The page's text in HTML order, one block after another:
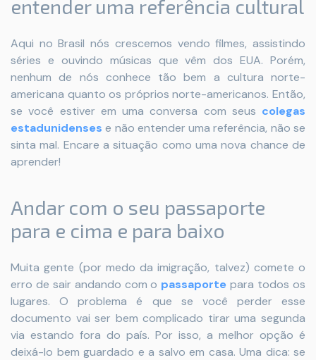
entender uma referência cultural
Aqui no Brasil nós crescemos vendo filmes, assistindo
séries e ouvindo músicas que vêm dos EUA. Porém,
nenhum de nós conhece tão bem a cultura norte-
americana quanto os próprios norte-americanos. Então,
se você estiver em uma conversa com seus colegas
estadunidenses e não entender uma referência, não se
sinta mal. Encare a situação como uma nova chance de
aprender!
Andar com o seu passaporte
para e cima e para baixo
Muita gente (por medo da imigração, talvez) comete o
erro de sair andando com o passaporte para todos os
lugares. O problema é que se você perder esse
documento vai ser bem complicado tirar uma segunda
via estando fora do país. Por isso, a melhor opção é
deixá-lo bem guardado e a salvo em casa. Uma dica: se